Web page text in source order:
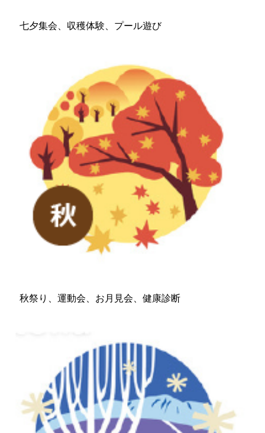
七夕集会、収穫体験、プール遊び
秋祭り、運動会、お月見会、健康診断